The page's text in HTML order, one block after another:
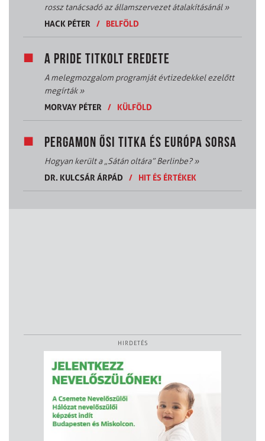
rossz tanácsadó az államszervezet átalakításánál»
HACK PÉTER
/ BELFÖLD
A PRIDE TITKOLT EREDETE
A melegmozgalom programját évtizedekkel ezelőtt
megírták»
MORVAY PÉTER
/ KÜLFÖLD
PERGAMON ŐSI TITKA ÉS EURÓPA SORSA
Hogyan került a „Sátán oltára” Berlinbe?»
DR. KULCSÁR ÁRPÁD
/ HIT ÉS ÉRTÉKEK
HIRDETÉS